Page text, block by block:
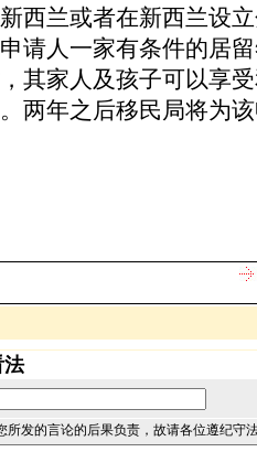
西兰或者在新西兰设
请人一家有条件的居
其家人及孩子可以享
两年之后移民局将为
法
所发的言论的后果负责，故请各位遵纪守